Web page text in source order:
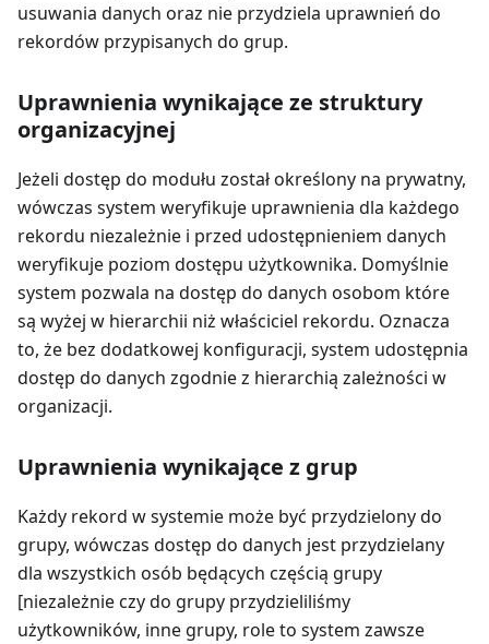
usuwania danych oraz nie przydziela uprawnień do
rekordów przypisanych do grup.
Uprawnienia wynikające ze struktury
organizacyjnej
Jeżeli dostęp do modułu został określony na prywatny,
wówczas system weryfikuje uprawnienia dla każdego
rekordu niezależnie i przed udostępnieniem danych
weryfikuje poziom dostępu użytkownika. Domyślnie
system pozwala na dostęp do danych osobom które
są wyżej w hierarchii niż właściciel rekordu. Oznacza
to, że bez dodatkowej konfiguracji, system udostępnia
dostęp do danych zgodnie z hierarchią zależności w
organizacji.
Uprawnienia wynikające z grup
Każdy rekord w systemie może być przydzielony do
grupy, wówczas dostęp do danych jest przydzielany
dla wszystkich osób będących częścią grupy
[niezależnie czy do grupy przydzieliliśmy
użytkowników, inne grupy, role to system zawsze